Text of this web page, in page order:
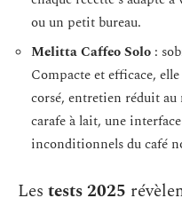
ou un petit bureau.
Melitta Caffeo Solo :
Compacte et efficace,
corsé, entretien réduit
carafe à lait, une
inconditionnels du café
Les tests 2025